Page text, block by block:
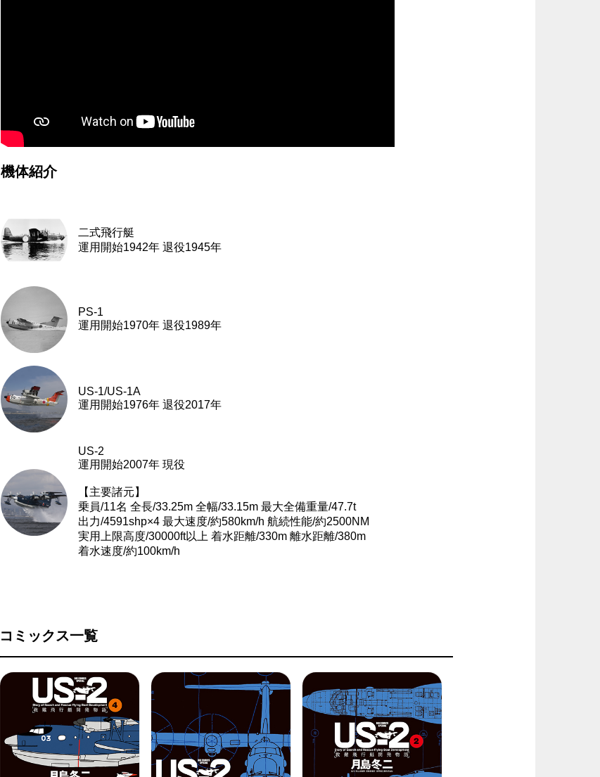
機体紹介
二式飛行艇
運用開始1942年 退役1945年
PS-1
運用開始1970年 退役1989年
US-1/US-1A
運用開始1976年 退役2017年
US-2
運用開始2007年 現役
【主要諸元】
乗員/11名 全長/33.25m 全幅/33.15m 最大全備重量/47.7t
出力/4591shp×4 最大速度/約580km/h 航続性能/約2500NM
実用上限高度/30000ft以上 着水距離/330m 離水距離/380m
着水速度/約100km/h
コミックス一覧